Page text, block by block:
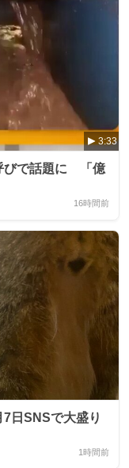
3:33
びで話題に 「億
16時間前
7日SNSで大盛り
1時間前